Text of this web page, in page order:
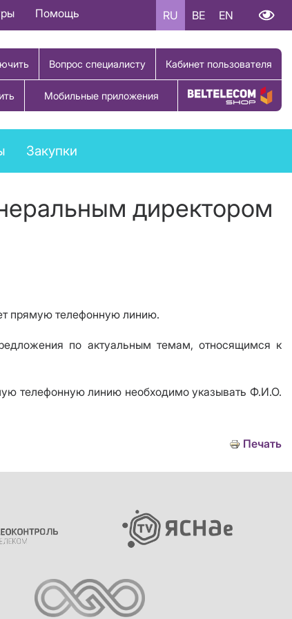
Помощь RU BE EN
Вопрос специалисту Кабинет пользователя
Мобильные приложения Купить товар
Закупки
директором
прямую телефонную линию.
по актуальным темам, относящимся к
телефонную линию необходимо указывать Ф.И.О.
Печать